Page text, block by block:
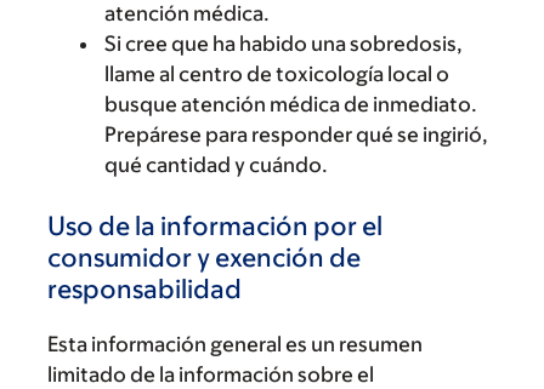
atención médica.
Si cree que ha habido una sobredosis,
llame al centro de toxicología local o
busque atención médica de inmediato.
Prepárese para responder qué se ingirió,
qué cantidad y cuándo.
Uso de la información por el
consumidor y exención de
responsabilidad
Esta información general es un resumen
limitado de la información sobre el